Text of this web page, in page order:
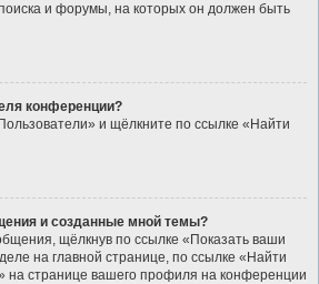
и форумы, на которых он должен быть
конференции?
и щёлкните по ссылке «Найти
и созданные мной темы?
щёлкнув по ссылке «Показать ваши
на главной странице, по ссылке «Найти
на странице вашего профиля на конференции